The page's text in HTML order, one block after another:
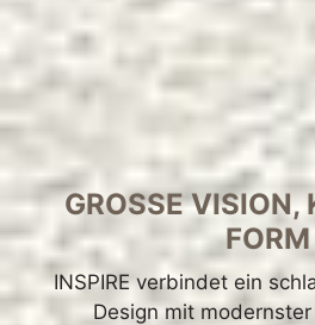
GROSSE VISION,
FORM
INSPIRE verbindet ein
Design mit